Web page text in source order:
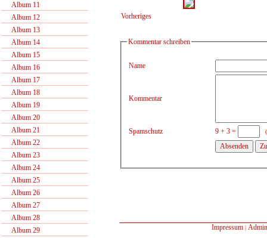
Album 11
Album 12
Album 13
Album 14
Album 15
Album 16
Album 17
Album 18
Album 19
Album 20
Album 21
Album 22
Album 23
Album 24
Album 25
Album 26
Album 27
Album 28
Album 29
Vorheriges
Kommentar schreiben
Name
Kommentar
Spamschutz 9 + 3 =
Impressum